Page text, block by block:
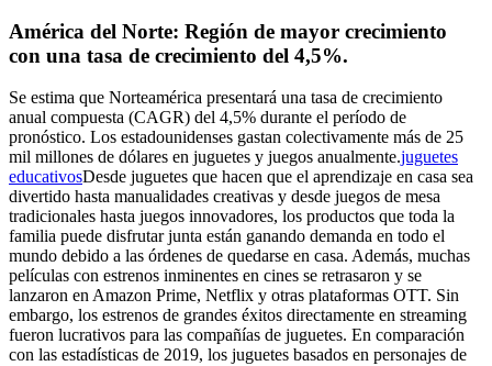
América del Norte: Región de mayor crecimiento
con una tasa de crecimiento del 4,5%.
Se estima que Norteamérica presentará una tasa de crecimiento
anual compuesta (CAGR) del 4,5% durante el período de
pronóstico. Los estadounidenses gastan colectivamente más de 25
mil millones de dólares en juguetes y juegos anualmente.juguetes
educativosDesde juguetes que hacen que el aprendizaje en casa sea
divertido hasta manualidades creativas y desde juegos de mesa
tradicionales hasta juegos innovadores, los productos que toda la
familia puede disfrutar junta están ganando demanda en todo el
mundo debido a las órdenes de quedarse en casa. Además, muchas
películas con estrenos inminentes en cines se retrasaron y se
lanzaron en Amazon Prime, Netflix y otras plataformas OTT. Sin
embargo, los estrenos de grandes éxitos directamente en streaming
fueron lucrativos para las compañías de juguetes. En comparación
con las estadísticas de 2019, los juguetes basados ​​en personajes de